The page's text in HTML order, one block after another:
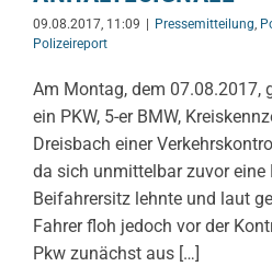
09.08.2017, 11:09 Pressemitteilung,
Polizeireport
Am Montag, dem 07.08.2017,
ein PKW, 5-er BMW,
Dreisbach einer
da sich unmittelbar zuvor eine
Beifahrersitz lehnte und laut
Fahrer floh jedoch vor der
Pkw zunächst aus […]